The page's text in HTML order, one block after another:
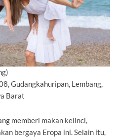
Gudangkahuripan, Lembang,
Barat
memberi makan kelinci,
bergaya Eropa ini. Selain itu,